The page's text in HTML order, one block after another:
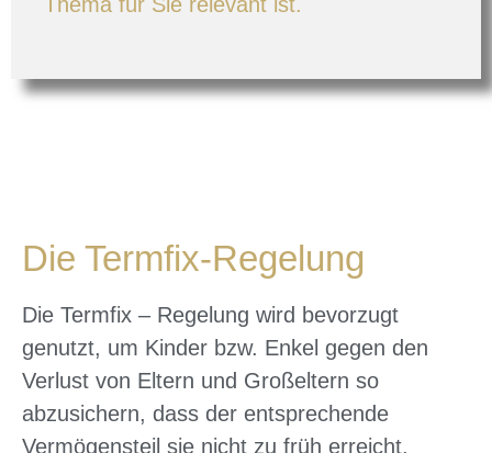
Die Termfix-Regelung
Die Termfix – Regelung wird bevorzugt
genutzt, um Kinder bzw. Enkel gegen den
Verlust von Eltern und Großeltern so
abzusichern, dass der entsprechende
Vermögensteil sie nicht zu früh erreicht.